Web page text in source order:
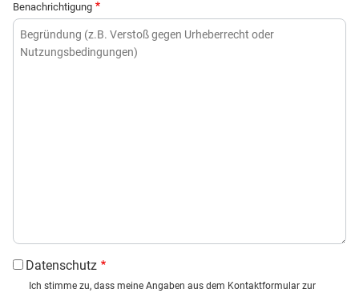
Benachrichtigung
Datenschutz
Ich stimme zu, dass meine Angaben aus dem Kontaktformular zur